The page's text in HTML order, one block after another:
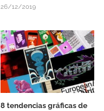
26/12/2019
8 tendencias gráficas de